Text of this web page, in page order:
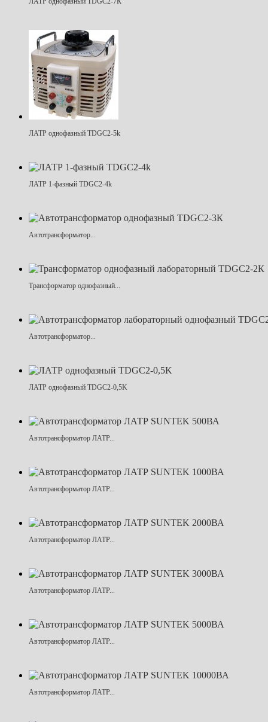
ЛАТР однофазный TDGC2-5k
ЛАТР 1-фазный TDGC2-4k
Автотрансформатор...
Трансформатор однофазный...
Автотрансформатор...
ЛАТР однофазный TDGC2-0,5K
Автотрансформатор ЛАТР...
Автотрансформатор ЛАТР...
Автотрансформатор ЛАТР...
Автотрансформатор ЛАТР...
Автотрансформатор ЛАТР...
Автотрансформатор ЛАТР...